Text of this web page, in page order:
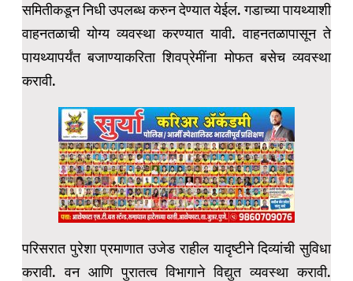
समितीकडून निधी उपलब्ध करुन देण्यात येईल. गडाच्या पायथ्याशी
वाहनतळाची योग्य व्यवस्था करण्यात यावी. वाहनतळापासून ते
पायथ्यापर्यंत बजाण्याकरिता शिवप्रेमींना मोफत बसेच व्यवस्था
करावी.
परिसरात पुरेशा प्रमाणात उजेड राहील यादृष्टीने दिव्यांची सुविधा
करावी. वन आणि पुरातत्व विभागाने विद्युत व्यवस्था करावी.